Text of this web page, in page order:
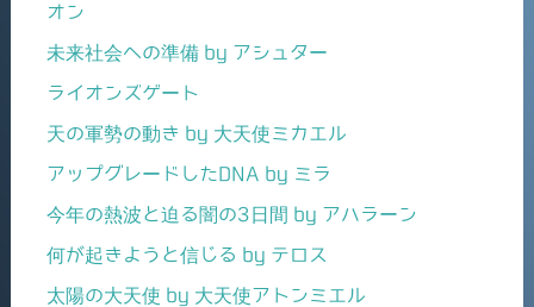
オン
未来社会への準備 by アシュター
ライオンズゲート
天の軍勢の動き by 大天使ミカエル
アップグレードしたDNA by ミラ
今年の熱波と迫る闇の3日間 by アハラーン
何が起きようと信じる by テロス
太陽の大天使 by 大天使アトンミエル